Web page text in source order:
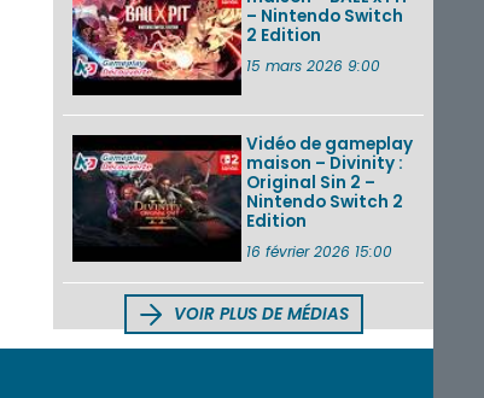
– Nintendo Switch
2 Edition
15 mars 2026 9:00
Vidéo de gameplay
maison – Divinity :
Original Sin 2 –
Nintendo Switch 2
Edition
16 février 2026 15:00
VOIR PLUS DE MÉDIAS